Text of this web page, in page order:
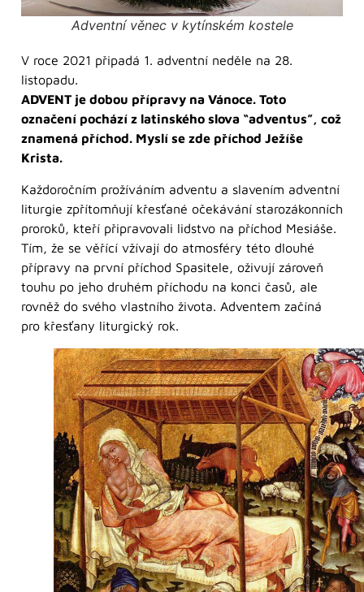
Adventní věnec v kytínském kostele
V roce 2021 připadá 1. adventní neděle na 28.
listopadu.
ADVENT je dobou přípravy na Vánoce. Toto
označení pochází z latinského slova “adventus”, což
znamená příchod. Myslí se zde příchod Ježíše
Krista.
Každoročním prožíváním adventu a slavením adventní
liturgie zpřítomňují křesťané očekávání starozákonních
proroků, kteří připravovali lidstvo na příchod Mesiáše.
Tím, že se věřící vžívají do atmosféry této dlouhé
přípravy na první příchod Spasitele, oživují zároveň
touhu po jeho druhém příchodu na konci časů, ale
rovněž do svého vlastního života. Adventem začíná
pro křesťany liturgický rok.